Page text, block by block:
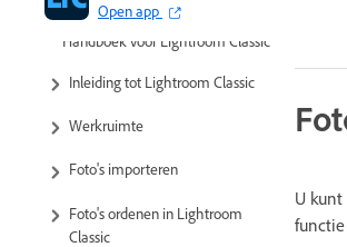
Open app
Handboek voor Lightroom Classic
Inleiding tot Lightroom Classic
Werkruimte
Foto's importeren
Foto's ordenen in Lightroom
Classic
U